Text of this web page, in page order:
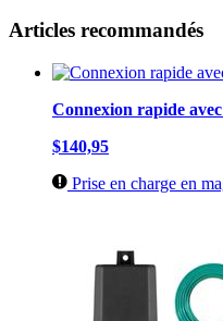
Articles recommandés
Connexion rapide
$140,95
Prise en charge en